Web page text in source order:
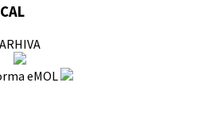
ARHIVA
eMOL